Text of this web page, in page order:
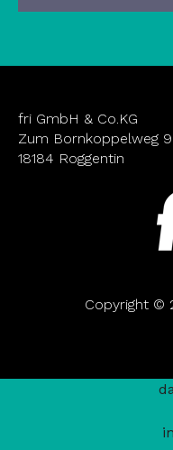
fri GmbH & Co.KG
Zum Bornkoppelweg 9
18184 Roggentin
Copyright ©